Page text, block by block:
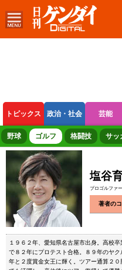
トピックス 政治・社会 芸能
ボートレース 競輪 オート
野球 ゴルフ 格闘技 サッ
塩谷
プロゴルファー
著者の
１９６２年、愛知県名古屋市出身。高校
で８２年にプロテスト合格。８９年のヤ
年と２度賞金女王に輝く。ツアー通算２